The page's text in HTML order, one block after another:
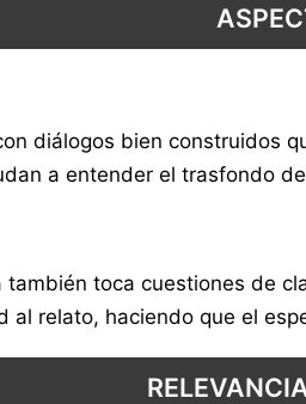
diálogos bien construidos
a entender el trasfondo
toca cuestiones de
al relato, haciendo que el